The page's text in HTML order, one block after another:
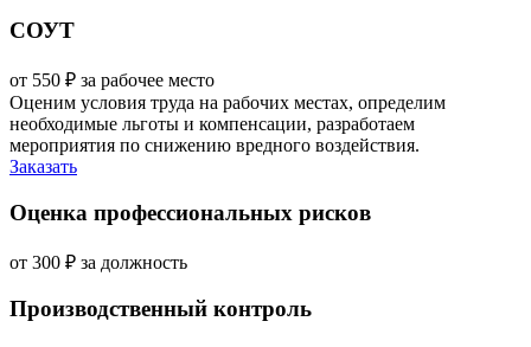
СОУТ
от 550 ₽ за рабочее место
Оценим условия труда на рабочих местах, определим
необходимые льготы и компенсации, разработаем
мероприятия по снижению вредного воздействия.
Заказать
Оценка профессиональных рисков
от 300 ₽ за должность
Производственный контроль